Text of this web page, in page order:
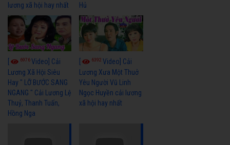
lương xã hội hay nhất
Hủ
6976Video] Cải
Lương Xã Hội Siêu
Hay " LỠ BƯỚC SANG
NGANG " Cải Lương Lệ
Thuỷ, Thanh Tuấn,
Hồng Nga
6392Video] Cải
Lương Xưa Một Thuở
Yêu Người Vũ Linh
Ngọc Huyền cải lương
xã hội hay nhất